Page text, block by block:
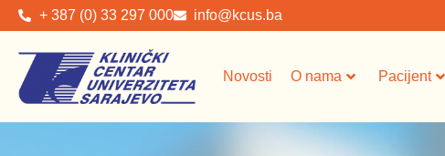
+ 387 (0) 33 297 000 info@kcus.ba
Novosti O nama Pacijent